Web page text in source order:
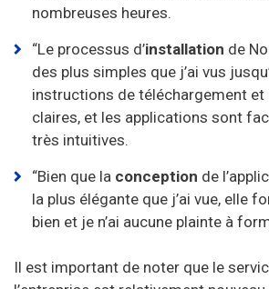
nombreuses heures.
“Le processus d’installation de
des plus simples que j’ai vus
instructions de téléchargement et
claires, et les applications sont
très intuitives.
“Bien que la conception de
la plus élégante que j’ai vue, elle
bien et je n’ai aucune plainte à
Il est important de noter que le